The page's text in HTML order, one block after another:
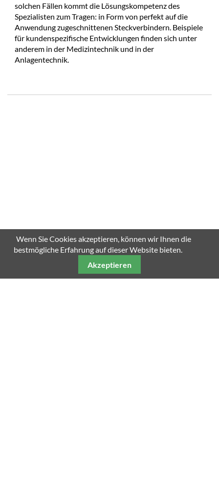
solchen Fällen kommt die Lösungskompetenz des
Spezialisten zum Tragen: in Form von perfekt auf die
Anwendung zugeschnittenen Steckverbindern. Beispiele
für kundenspezifische Entwicklungen finden sich unter
anderem in der Medizintechnik und in der
Anlagentechnik.
Wenn Sie Cookies akzeptieren, können wir Ihnen die
bestmögliche Erfahrung auf dieser Website bieten.
Akzeptieren